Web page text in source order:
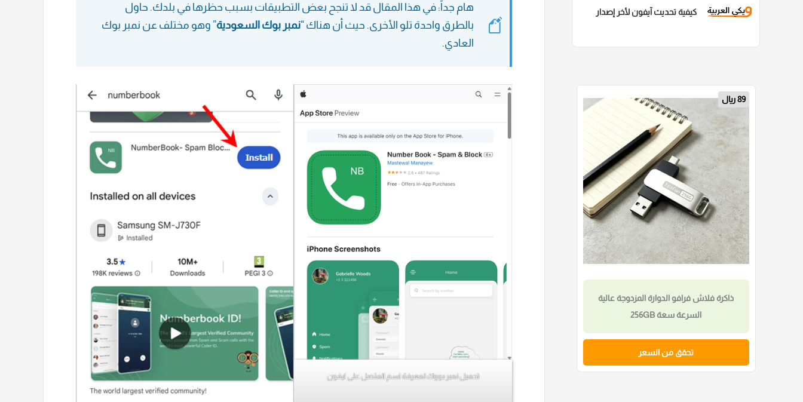
كيفية تحديث آيفون لأخر إصدار
30 ريال
ذاكرة فلاش USB احترافية عالية السرعة سعة
4 جيجابايت Type-C
تحقق من السعر
هام جداً: في هذا المقال قد لا تنجح بعض التطبيقات بسبب حظرها في بلدك. حاول
بالطرق واحدة تلو الأخرى. حيث أن هناك “نمبر بوك السعودية” وهو مختلف عن نمبر بوك
العادي.
تحميل نمبر بووك لمعرفة اسم المتصل على ايفون